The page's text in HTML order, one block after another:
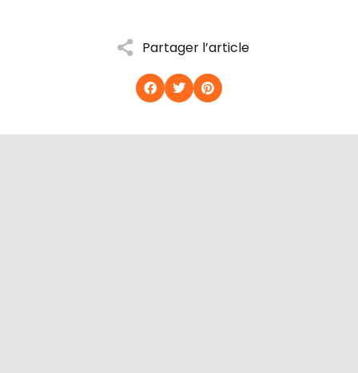
Partager l’article